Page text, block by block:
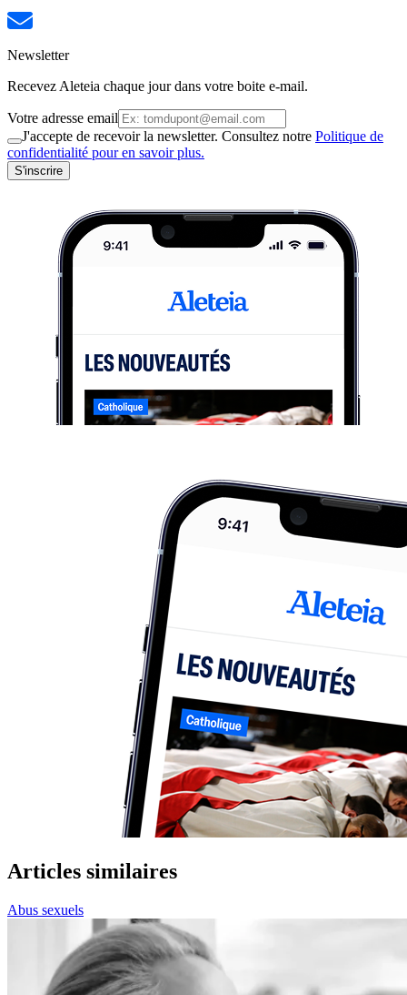
Newsletter
Recevez Aleteia chaque jour dans votre boite e-mail.
Votre adresse email
J'accepte de recevoir la newsletter. Consultez notre Politique de
confidentialité pour en savoir plus.
S'inscrire
Articles similaires
Abus sexuels